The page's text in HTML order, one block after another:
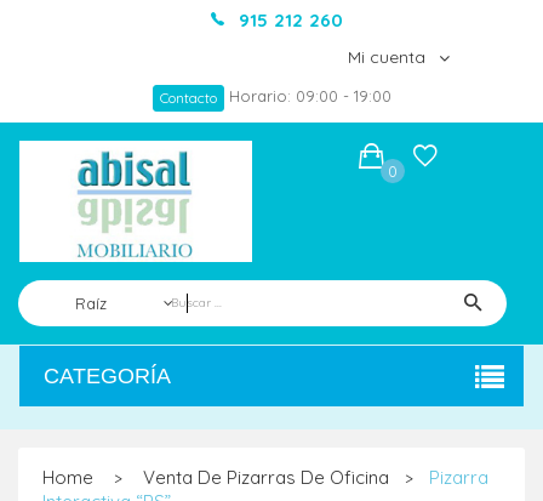
915 212 260
Mi cuenta
Contacto Horario: 09:00 - 19:00
Raíz
0
CATEGORÍA
Home > Venta De Pizarras De Oficina >
Pizarra